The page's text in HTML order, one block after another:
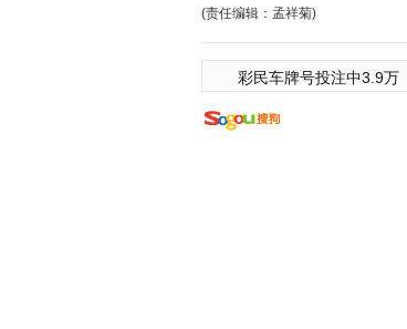
(责任编辑：孟祥菊)
彩民车牌号投注中3.9万